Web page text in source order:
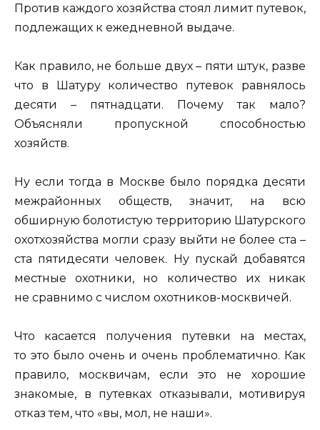
Против каждого хозяйства стоял лимит путевок,
подлежащих к ежедневной выдаче.
Как правило, не больше двух – пяти штук, разве
что в Шатуру количество путевок равнялось
десяти – пятнадцати. Почему так мало?
Объясняли пропускной способностью
хозяйств.
Ну если тогда в Москве было порядка десяти
межрайонных обществ, значит, на всю
обширную болотистую территорию Шатурского
охотхозяйства могли сразу выйти не более ста –
ста пятидесяти человек. Ну пускай добавятся
местные охотники, но количество их никак
не сравнимо с числом охотников-москвичей.
Что касается получения путевки на местах,
то это было очень и очень проблематично. Как
правило, москвичам, если это не хорошие
знакомые, в путевках отказывали, мотивируя
отказ тем, что «вы, мол, не наши».